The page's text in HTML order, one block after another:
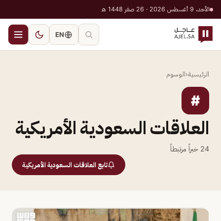
الأحد، 9 أغسطس 2026 · 26 صفر 1448 هـ
EN
الرئيسية‹الوسوم
#
العلاقات السعودية الأمريكية
24 خبراً مرتبطاً
تابع العلاقات السعودية الأمريكية